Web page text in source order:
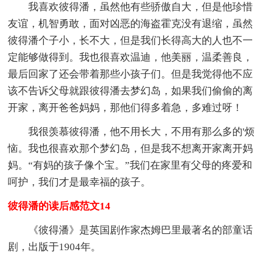
我喜欢彼得潘，虽然他有些骄傲自大，但是他珍惜
友谊，机智勇敢，面对凶恶的海盗霍克没有退缩，虽然
彼得潘个子小，长不大，但是我们长得高大的人也不一
定能够做得到。我也很喜欢温迪，他美丽，温柔善良，
最后回家了还会带着那些小孩子们。但是我觉得他不应
该不告诉父母就跟彼得潘去梦幻岛，如果我们偷偷的离
开家，离开爸爸妈妈，那他们得多着急，多难过呀！
我很羡慕彼得潘，他不用长大，不用有那么多的'烦
恼。我也很喜欢那个梦幻岛，但是我不想离开家离开妈
妈。“有妈的孩子像个宝。”我们在家里有父母的疼爱和
呵护，我们才是最幸福的孩子。
彼得潘的读后感范文14
《彼得潘》是英国剧作家杰姆巴里最著名的部童话
剧，出版于1904年。